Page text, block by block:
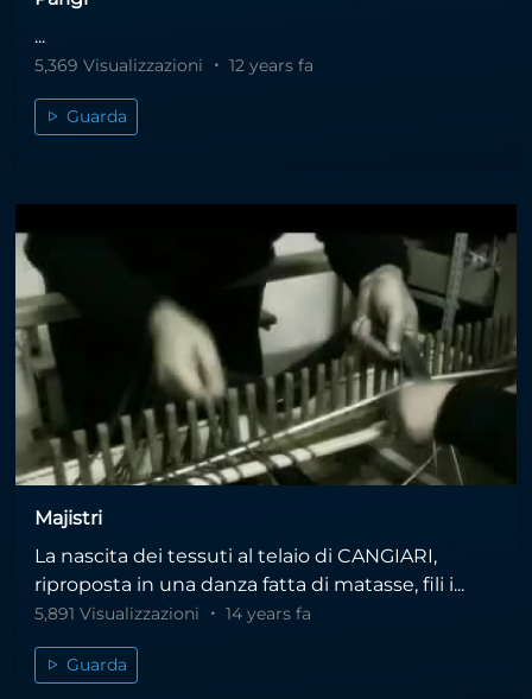
...
5,369 Visualizzazioni 12 years fa
Guarda
Majistri
La nascita dei tessuti al telaio di CANGIARI,
riproposta in una danza fatta di matasse, fili i...
5,891 Visualizzazioni 14 years fa
Guarda